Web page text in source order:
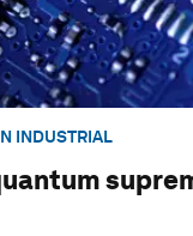
INDUSTRIAL